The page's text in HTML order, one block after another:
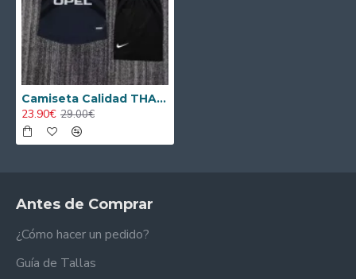
Camiseta Calidad THAI PSG Alternativo 2001/02 Antigua Niño
23.90€ 29.00€
Antes de Comprar
¿Cómo hacer un pedido?
Guía de Tallas